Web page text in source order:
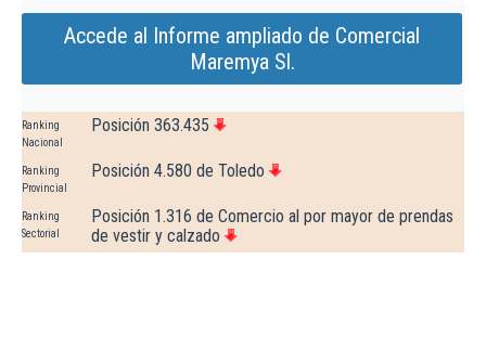
Accede al Informe ampliado de Comercial
Maremya Sl.
Ranking
Nacional
Posición 363.435
Ranking
Provincial
Posición 4.580 de Toledo
Ranking
Sectorial
Posición 1.316 de Comercio al por mayor de prendas
de vestir y calzado